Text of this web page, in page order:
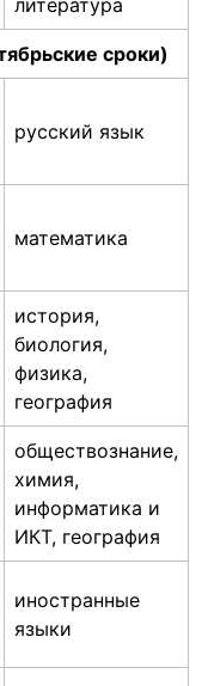
литература
сроки)
русский язык
математика
история,
биология,
физика,
география
обществознание,
химия,
информатика и
ИКТ, география
иностранные
языки